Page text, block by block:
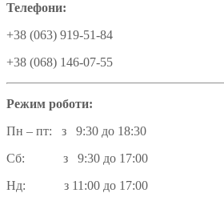
Телефони:
+38 (063) 919-51-84
+38 (068) 146-07-55
Режим роботи:
Пн – пт: з 9:30 до 18:30
Сб: з 9:30 до 17:00
Нд: з 11:00 до 17:00